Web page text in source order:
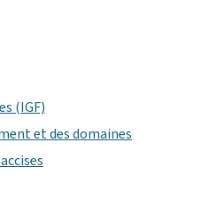
(IGF)
et des domaines